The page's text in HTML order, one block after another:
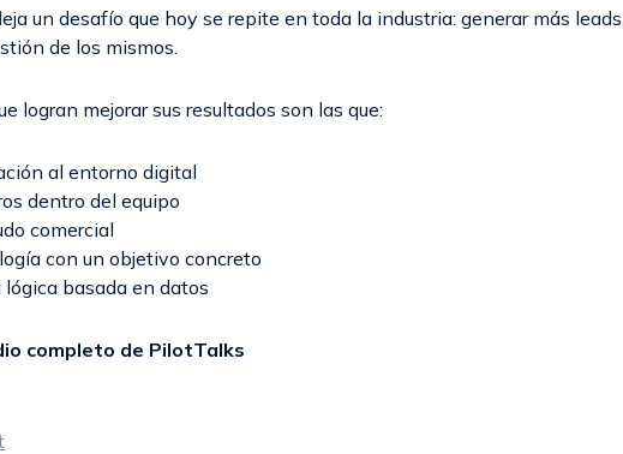
un desafío que hoy se repite en toda la industria: generar más leads
de los mismos.
logran mejorar sus resultados son las que:
al entorno digital
dentro del equipo
comercial
con un objetivo concreto
basada en datos
completo de PilotTalks